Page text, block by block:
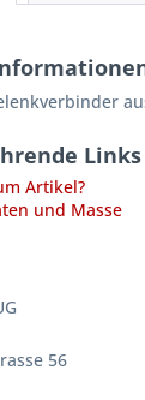
Artikel?
und Masse
56